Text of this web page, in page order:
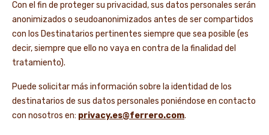
Con el fin de proteger su privacidad, sus datos personales serán
anonimizados o seudoanonimizados antes de ser compartidos
con los Destinatarios pertinentes siempre que sea posible (es
decir, siempre que ello no vaya en contra de la finalidad del
tratamiento).
Puede solicitar más información sobre la identidad de los
destinatarios de sus datos personales poniéndose en contacto
con nosotros en: privacy.es@ferrero.com.